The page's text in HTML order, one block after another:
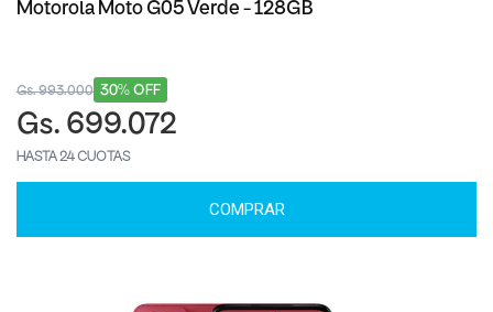
Motorola Moto G05 Verde - 128GB
30% OFF
Gs. 993.000
Gs. 699.072
HASTA 24 CUOTAS
COMPRAR